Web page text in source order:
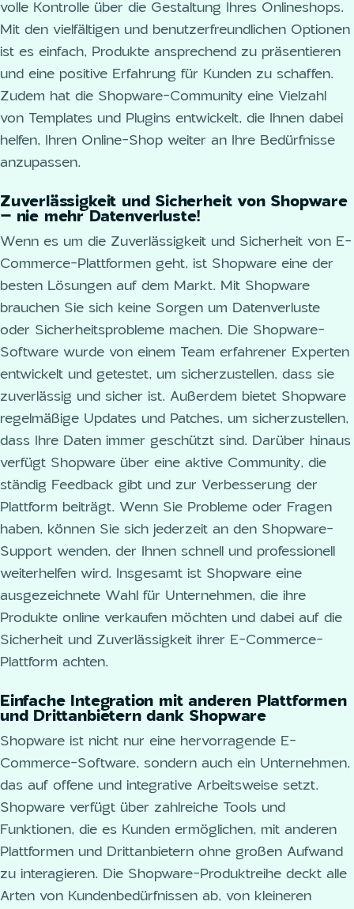
volle Kontrolle über die Gestaltung Ihres Onlineshops.
Mit den vielfältigen und benutzerfreundlichen Optionen
ist es einfach, Produkte ansprechend zu präsentieren
und eine positive Erfahrung für Kunden zu schaffen.
Zudem hat die Shopware-Community eine Vielzahl
von Templates und Plugins entwickelt, die Ihnen dabei
helfen, Ihren Online-Shop weiter an Ihre Bedürfnisse
anzupassen.
Zuverlässigkeit und Sicherheit von Shopware
– nie mehr Datenverluste!
Wenn es um die Zuverlässigkeit und Sicherheit von E-
Commerce-Plattformen geht, ist Shopware eine der
besten Lösungen auf dem Markt. Mit Shopware
brauchen Sie sich keine Sorgen um Datenverluste
oder Sicherheitsprobleme machen. Die Shopware-
Software wurde von einem Team erfahrener Experten
entwickelt und getestet, um sicherzustellen, dass sie
zuverlässig und sicher ist. Außerdem bietet Shopware
regelmäßige Updates und Patches, um sicherzustellen,
dass Ihre Daten immer geschützt sind. Darüber hinaus
verfügt Shopware über eine aktive Community, die
ständig Feedback gibt und zur Verbesserung der
Plattform beiträgt. Wenn Sie Probleme oder Fragen
haben, können Sie sich jederzeit an den Shopware-
Support wenden, der Ihnen schnell und professionell
weiterhelfen wird. Insgesamt ist Shopware eine
ausgezeichnete Wahl für Unternehmen, die ihre
Produkte online verkaufen möchten und dabei auf die
Sicherheit und Zuverlässigkeit ihrer E-Commerce-
Plattform achten.
Einfache Integration mit anderen Plattformen
und Drittanbietern dank Shopware
Shopware ist nicht nur eine hervorragende E-
Commerce-Software, sondern auch ein Unternehmen,
das auf offene und integrative Arbeitsweise setzt.
Shopware verfügt über zahlreiche Tools und
Funktionen, die es Kunden ermöglichen, mit anderen
Plattformen und Drittanbietern ohne großen Aufwand
zu interagieren. Die Shopware-Produktreihe deckt alle
Arten von Kundenbedürfnissen ab, von kleineren